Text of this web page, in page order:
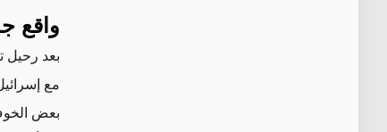
واقع
بعد رحيل
مع
بعض